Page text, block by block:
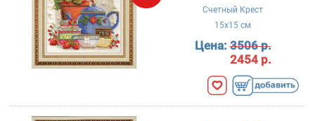
Счетный Крест
15x15 см
Цена:3506 р.
2454 р.